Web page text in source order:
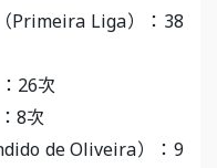
Primeira Liga）：38
26次
8次
de Oliveira）：9